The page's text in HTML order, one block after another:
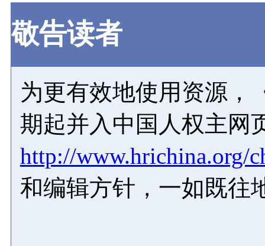
敬告读者
为更有效地使用资源，
期起并入中国人权主网
http://www.hrichina.org/
和编辑方针，一如既往